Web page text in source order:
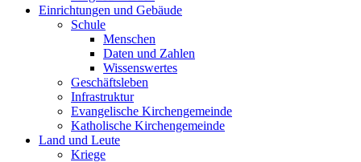
Einrichtungen und Gebäude
Schule
Menschen
Daten und Zahlen
Wissenswertes
Geschäftsleben
Infrastruktur
Evangelische Kirchengemeinde
Katholische Kirchengemeinde
Land und Leute
Kriege